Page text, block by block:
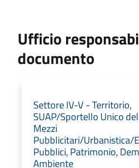
Ufficio
documento
Settore IV-V - Territorio,
SUAP/Sportello Unico
Mezzi
Pubblicitari/Urbanistica/
Pubblici, Patrimonio,
Ambiente